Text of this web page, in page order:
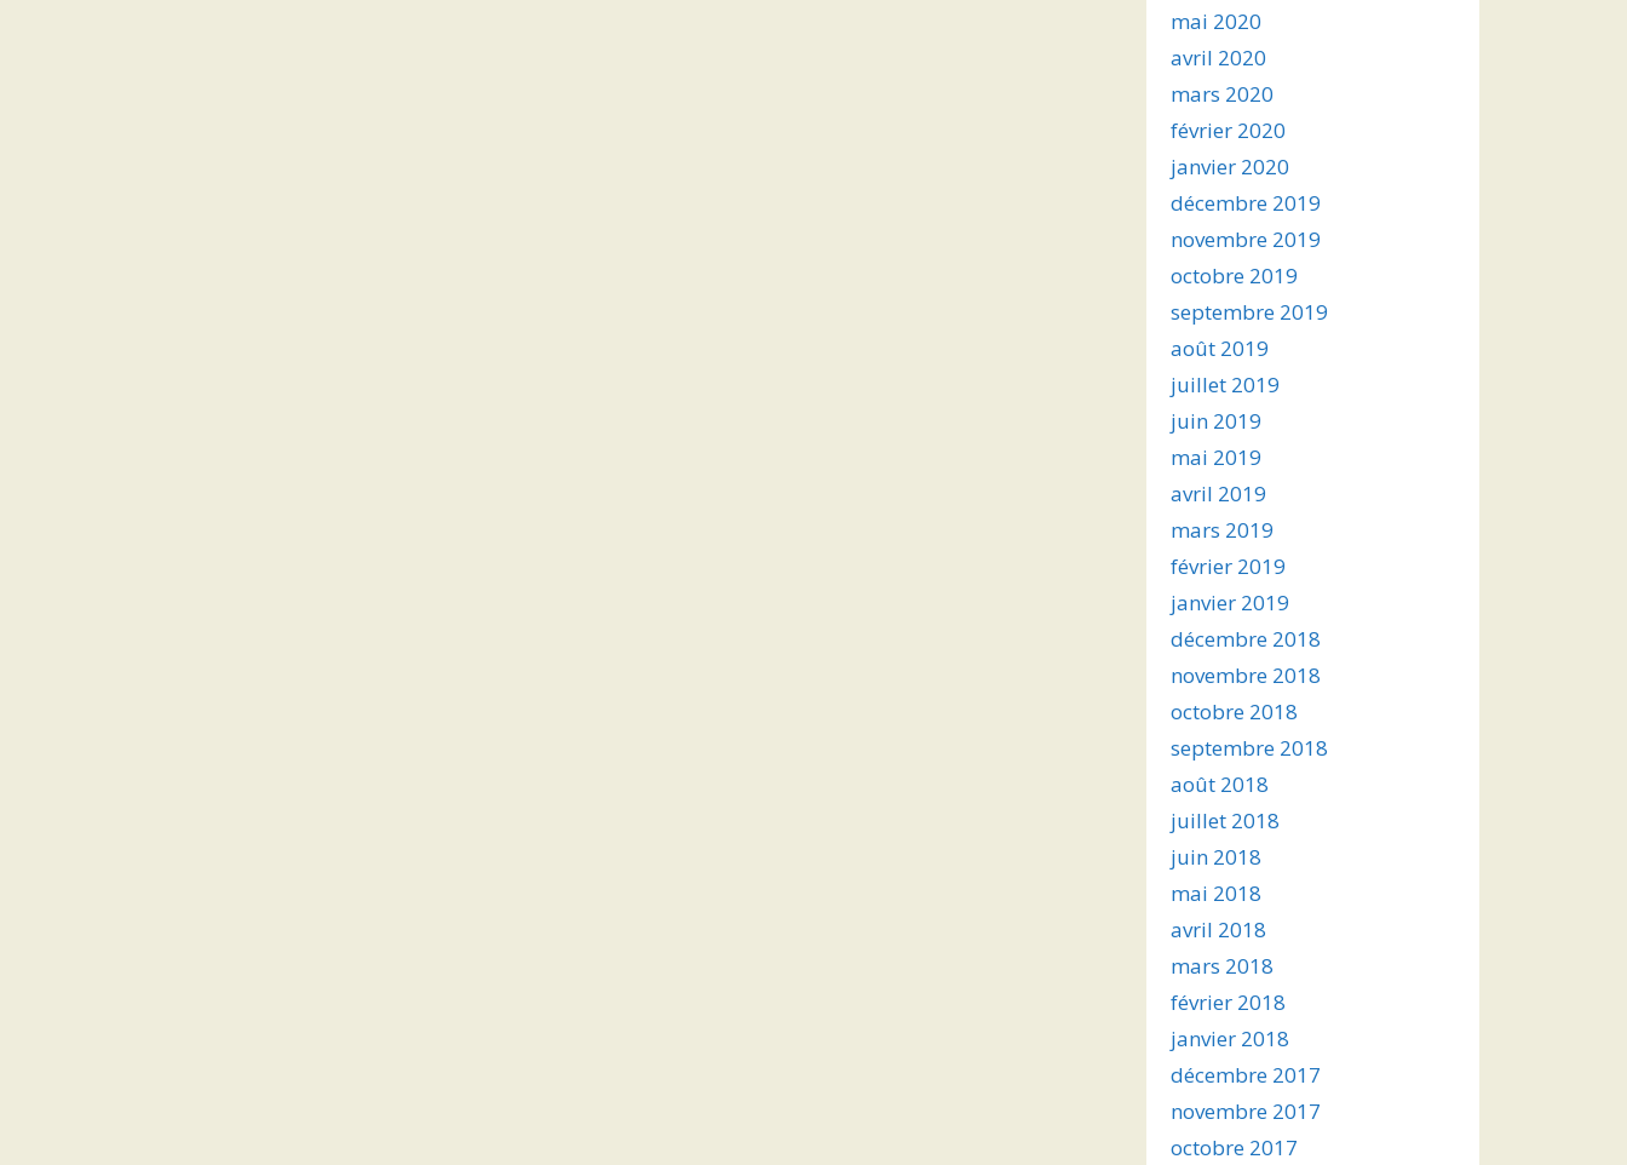
mai 2020
avril 2020
mars 2020
février 2020
janvier 2020
décembre 2019
novembre 2019
octobre 2019
septembre 2019
août 2019
juillet 2019
juin 2019
mai 2019
avril 2019
mars 2019
février 2019
janvier 2019
décembre 2018
novembre 2018
octobre 2018
septembre 2018
août 2018
juillet 2018
juin 2018
mai 2018
avril 2018
mars 2018
février 2018
janvier 2018
décembre 2017
novembre 2017
octobre 2017